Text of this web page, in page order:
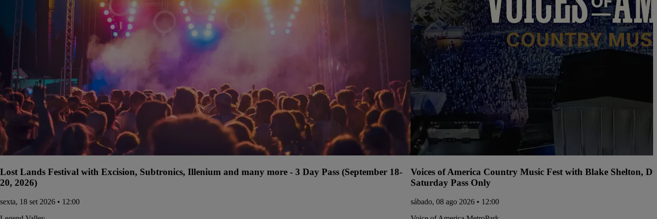
Lost Lands Festival with Excision, Subtronics, Illenium and many more - 3 Day Pass (September 18-
20, 2026)
sexta, 18 set 2026 • 12:00
Voices of America Country Music Fest with Blake Shelton,
Saturday Pass Only
sábado, 08 ago 2026 • 12:00